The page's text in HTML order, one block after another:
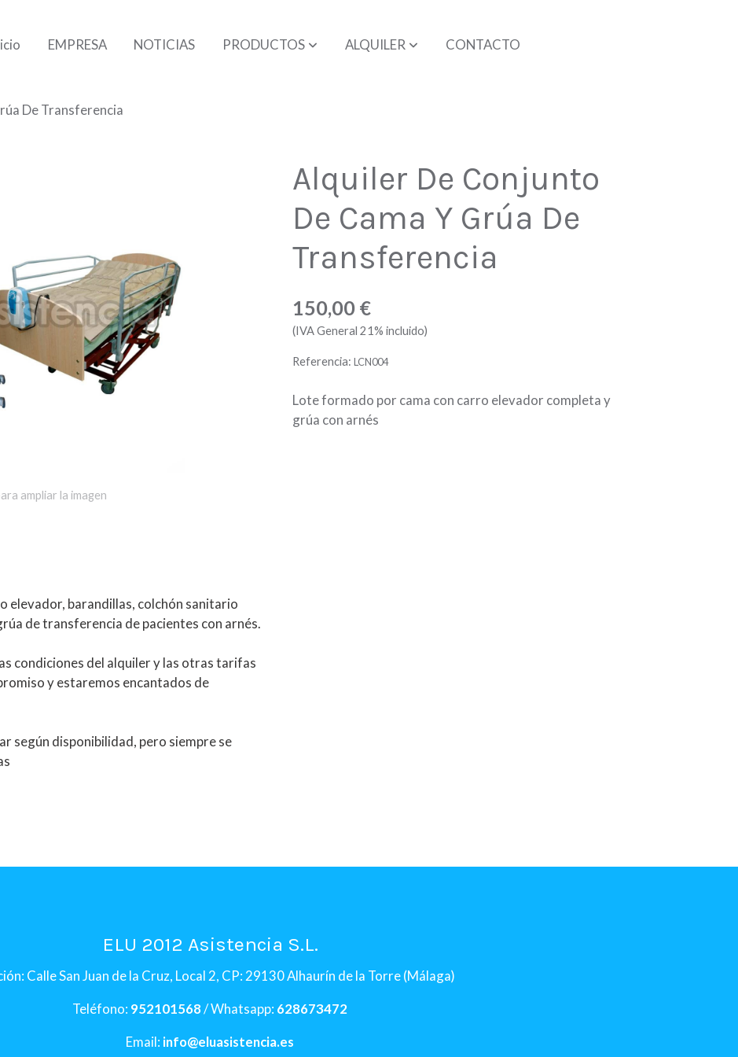
EMPRESA NOTICIAS PRODUCTOS ALQUILER CONTACTO
De Transferencia
ampliar la imagen
elevador, barandillas, colchón sanitario
de transferencia de pacientes con arnés.
condiciones del alquiler y las otras tarifas
y estaremos encantados de
según disponibilidad, pero siempre se
Alquiler De Conjunto
De Cama Y Grúa De
Transferencia
150,00 €
(IVA General 21% incluido)
Referencia:LCN004
Lote formado por cama con carro elevador completa y
grúa con arnés
ELU 2012 Asistencia S.L.
Calle San Juan de la Cruz, Local 2, CP: 29130 Alhaurín de la Torre (Málaga)
Teléfono: 952101568/ Whatsapp: 628673472
Email: info@eluasistencia.es